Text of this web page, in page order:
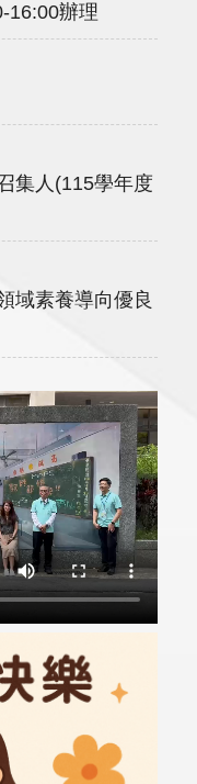
16:00辦理
集人(115學年度
域素養導向優良